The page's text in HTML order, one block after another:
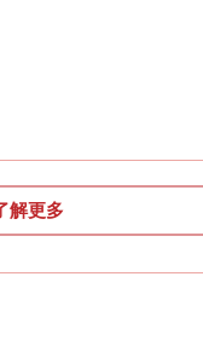
解更多